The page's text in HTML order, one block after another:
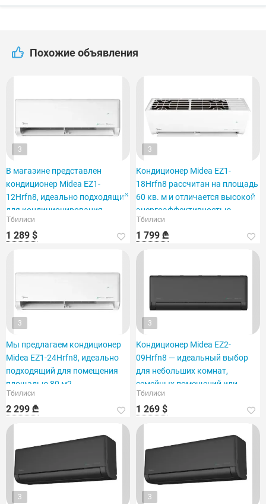
Похожие объявления
3
В магазине представлен
кондиционер Midea EZ1-
12Hrfn8, идеально подходящий
для кондиционирования
помещения площадью 40 м2.
Тбилиси
1 289 $
3
Кондиционер Midea EZ1-
18Hrfn8 рассчитан на площадь
60 кв. м и отличается высокой
энергоэффективностью.
Тбилиси
1 799 ₾
3
Мы предлагаем кондиционер
Midea EZ1-24Hrfn8, идеально
подходящий для помещения
площадью 80 м2.
Тбилиси
2 299 ₾
3
Кондиционер Midea EZ2-
09Hrfn8 — идеальный выбор
для небольших комнат,
семейных помещений или
офисов.
Тбилиси
1 269 $
3 3